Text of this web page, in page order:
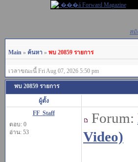
สมั
Main » ค้นหา » พบ 20859 รายการ
เวลาขณะนี้ Fri Aug 07, 2026 5:50 pm
พบ 20859 รายการ
ผู้ตั้ง
FF_Staff
ตอบ: 0
อ่าน: 53
Forum:
Video)